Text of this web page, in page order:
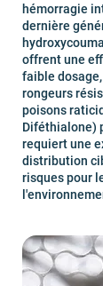
hémorragie
dernière
offrent une
faible
rongeurs
poisons
Diféthialone)
requiert une
distribution
risques pour